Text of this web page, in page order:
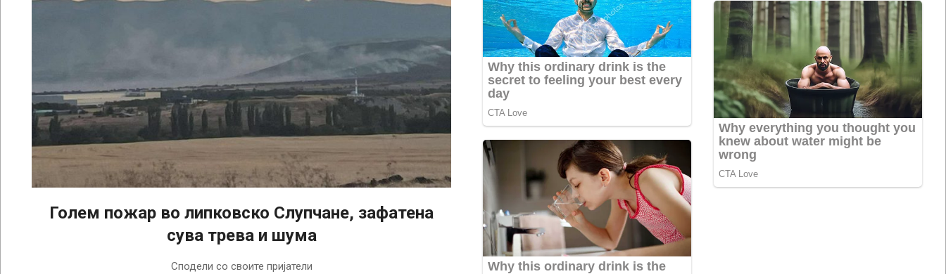
Голем пожар во липковско Слупчане, зафатена
сува трева и шума
Сподели со своите пријатели